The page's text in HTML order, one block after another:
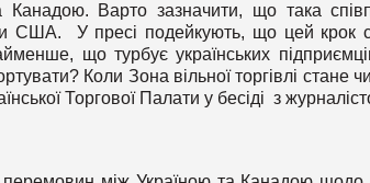
Канадою. Варто зазначити, що така
США. У пресі подейкують, що цей крок
що турбує українських
Коли Зона вільної торгівлі стане
Торгової Палати у бесіді з